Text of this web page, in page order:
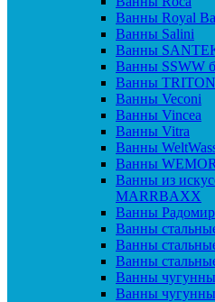
Ванны Royal
Ванны Salini
Ванны
Ванны SSWW
Ванны TRITON
Ванны Veconi
Ванны Vincea
Ванны Vitra
Ванны
Ванны WEMOR
Ванны из
MARRBAXX
Ванны Радомир
Ванны
Ванны
Ванны
Ванны
Ванны